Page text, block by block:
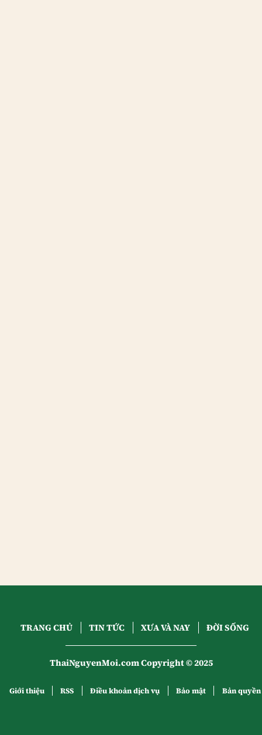
TRANG CHỦ TIN TỨC XƯA VÀ NAY ĐỜI SỐNG
ThaiNguyenMoi.com Copyright © 2025
Giới thiệu RSS Điều khoản dịch vụ Bảo mật Bản quyền